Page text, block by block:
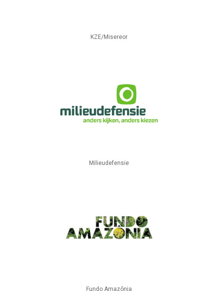
KZE/Misereor
Milieudefensie
Fundo Amazônia